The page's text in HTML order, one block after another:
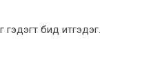
гэдэгт бид итгэдэг.